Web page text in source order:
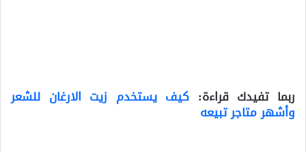
ربما تفيدك قراءة: كيف يستخدم زيت الارغان للشعر
وأشهر متاجر تبيعه